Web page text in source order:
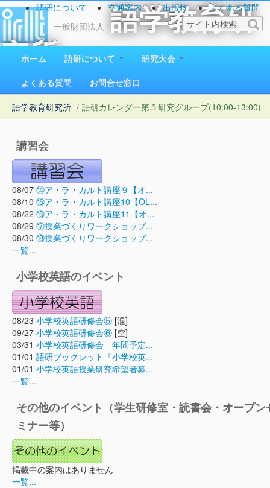
一般財団法人
語学教育研
究所
1923（大正12）年創立
語研について 交通案内 出版物
よくある質問
お問い合わせ
ホーム 語研について
研究大会
よくある質問
お問合せ窓口
語学教育研究所 / 語研カレンダー第５研究グループ(10:00-13:00)
講習会
08/07 ⑭ア・ラ・カルト講座９【オ...
08/10 ⑮ア・ラ・カルト講座10【OL...
08/22 ⑯ア・ラ・カルト講座11【オ...
08/29 ⑰授業づくりワークショップ...
08/30 ⑱授業づくりワークショップ...
一覧...
小学校英語のイベント
08/23 小学校英語研修会⑤ [混]
09/27 小学校英語研修会⑥ [空]
03/31 小学校英語研修会 年間予定...
01/01 語研ブックレット『小学校英...
01/01 小学校英語授業研究希望者募...
一覧...
その他のイベント（学生研修室・読書会・オープン
ミナー等）
掲載中の案内はありません
一覧...